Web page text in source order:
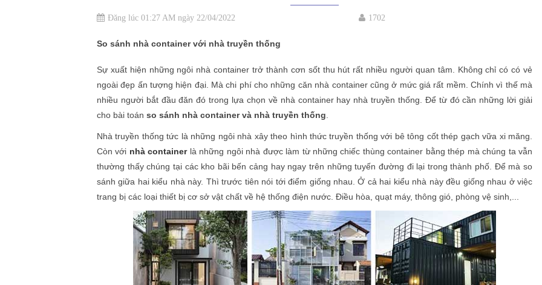
Đăng lúc 01:27 AM ngày 22/04/2022 1702
So sánh nhà container với nhà truyền thống
Sự xuất hiện những ngôi nhà container trở thành cơn sốt thu hút rất nhiều người quan tâm. Không chỉ có có vẻ
ngoài đẹp ấn tượng hiện đại. Mà chi phí cho những căn nhà container cũng ở mức giá rất mềm. Chính vì thế mà
nhiều người bắt đầu đăn đó trong lựa chọn về nhà container hay nhà truyền thống. Để từ đó cần những lời giải
cho bài toán so sánh nhà container và nhà truyền thống
Nhà truyền thống tức là những ngôi nhà xây theo hình thức truyền thống với bê tông cốt thép gạch vữa xi măng.
Còn với nhà containerlà những ngôi nhà được làm từ những chiếc thùng container bằng thép mà chúng ta vẫn
thường thấy chúng tại các kho bãi bến cảng hay ngay trên những tuyến đường đi lại trong thành phố. Để mà so
sánh giữa hai kiểu nhà này. Thì trước tiên nói tới điểm giống nhau. Ở cả hai kiểu nhà này đều giống nhau ở việc
trang bị các loại thiết bị cơ sở vật chất về hệ thống điện nước. Điều hòa, quạt máy, thông gió, phòng vệ sinh,...